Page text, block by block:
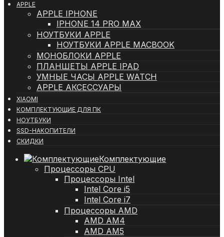
APPLE
APPLE IPHONE
IPHONE 14 PRO MAX
НОУТБУКИ APPLE
НОУТБУКИ APPLE MACBOOK
МОНОБЛОКИ APPLE
ПЛАНШЕТЫ APPLE IPAD
УМНЫЕ ЧАСЫ APPLE WATCH
APPLE АКСЕССУАРЫ
XIAOMI
КОМПЛЕКТУЮЩИЕ ДЛЯ ПК
НОУТБУКИ
SSD-НАКОПИТЕЛИ
СКИДКИ
Комплектующие
Процессоры CPU
Процессоры Intel
Intel Core i5
Intel Core i7
Процессоры AMD
AMD AM4
AMD AM5